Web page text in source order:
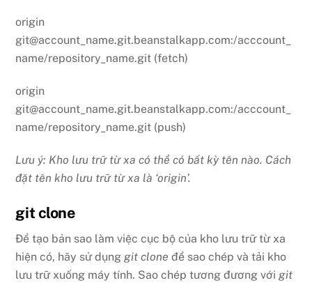
origin
git@account_name.git.beanstalkapp.com:/acccount_
name/repository_name.git (fetch)
origin
git@account_name.git.beanstalkapp.com:/acccount_
name/repository_name.git (push)
Lưu ý: Kho lưu trữ từ xa có thể có bất kỳ tên nào. Cách
đặt tên kho lưu trữ từ xa là ‘origin’.
git clone
Để tạo bản sao làm việc cục bộ của kho lưu trữ từ xa
hiện có, hãy sử dụnggit clone để sao chép và tải kho
lưu trữ xuống máy tính. Sao chép tương đương vớigit